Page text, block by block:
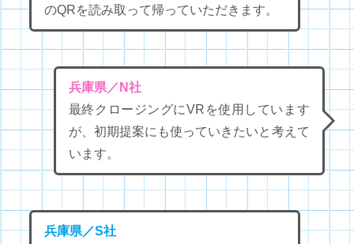
のQRを読み取って帰っていただきます。
兵庫県／N社
最終クロージングにVRを使用しています
が、初期提案にも使っていきたいと考えて
います。
兵庫県／S社